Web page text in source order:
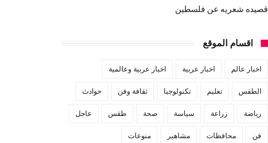
قصيده شعريه عن فلسطين
اقسام الموقع
اخبار عالم اخبار عربية اخبار عربية وعالمية
الطقس تعليم تكنولوجيا ثقافة وفن حوادث
رياضة زراعة سياسة صحة طقس عاجل
فن محافظات مشاهير منوعات